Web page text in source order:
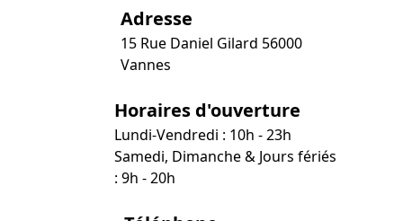
Adresse
15 Rue Daniel Gilard 56000
Vannes
Horaires d'ouverture
Lundi-Vendredi : 10h - 23h
Samedi, Dimanche & Jours fériés
: 9h - 20h